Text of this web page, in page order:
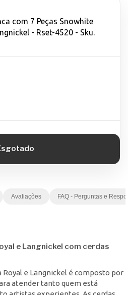
com 7 Peças Snowhite
- Rset-4520 - Sku.
Avaliações FAQ - Perguntas e
e Langnickel com cerdas
e Langnickel é composto por
atender tanto quem está